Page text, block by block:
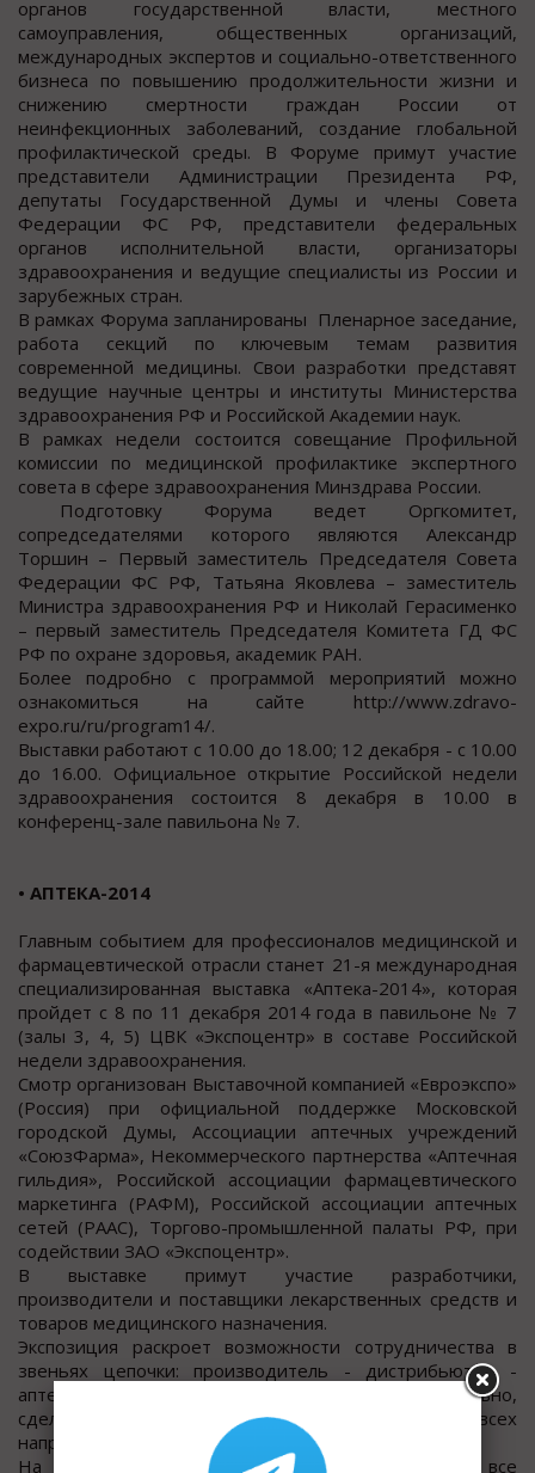
органов государственной власти, местного
самоуправления, общественных организаций,
международных экспертов и социально-ответственного
бизнеса по повышению продолжительности жизни и
снижению смертности граждан России от
неинфекционных заболеваний, создание глобальной
профилактической среды. В Форуме примут участие
представители Администрации Президента РФ,
депутаты Государственной Думы и члены Совета
Федерации ФС РФ, представители федеральных
органов исполнительной власти, организаторы
здравоохранения и ведущие специалисты из России и
зарубежных стран.
В рамках Форума запланированы Пленарное заседание,
работа секций по ключевым темам развития
современной медицины. Свои разработки представят
ведущие научные центры и институты Министерства
здравоохранения РФ и Российской Академии наук.
В рамках недели состоится совещание Профильной
комиссии по медицинской профилактике экспертного
совета в сфере здравоохранения Минздрава России.
Подготовку Форума ведет Оргкомитет,
сопредседателями которого являются Александр
Торшин – Первый заместитель Председателя Совета
Федерации ФС РФ, Татьяна Яковлева – заместитель
Министра здравоохранения РФ и Николай Герасименко
– первый заместитель Председателя Комитета ГД ФС
РФ по охране здоровья, академик РАН.
Более подробно с программой мероприятий можно
ознакомиться на сайте http://www.zdravo-
expo.ru/ru/program14/.
Выставки работают с 10.00 до 18.00; 12 декабря - с 10.00
до 16.00. Официальное открытие Российской недели
здравоохранения состоится 8 декабря в 10.00 в
конференц-зале павильона № 7.
• АПТЕКА-2014
Главным событием для профессионалов медицинской и
фармацевтической отрасли станет 21-я международная
специализированная выставка «Аптека-2014», которая
пройдет с 8 по 11 декабря 2014 года в павильоне № 7
(залы 3, 4, 5) ЦВК «Экспоцентр» в составе Российской
недели здравоохранения.
Смотр организован Выставочной компанией «Евроэкспо»
(Россия) при официальной поддержке Московской
городской Думы, Ассоциации аптечных учреждений
«СоюзФарма», Некоммерческого партнерства «Аптечная
гильдия», Российской ассоциации фармацевтического
маркетинга (РАФМ), Российской ассоциации аптечных
сетей (РААС), Торгово-промышленной палаты РФ, при
содействии ЗАО «Экспоцентр».
В выставке примут участие разработчики,
производители и поставщики лекарственных средств и
товаров медицинского назначения.
Экспозиция раскроет возможности сотрудничества в
звеньях цепочки: производитель - дистрибьютор -
аптека - конечный потребитель, что, безусловно,
сделает ее привлекательной для специалистов всех
направлений медицины и фармации.
На стендах выставки будет представлено все